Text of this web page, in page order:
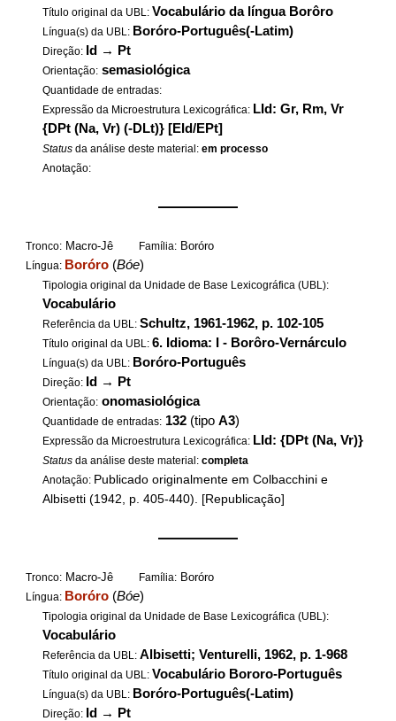
Título original da UBL: Vocabulário da língua Borôro
Língua(s) da UBL: Boróro-Português(-Latim)
Direção: Id → Pt
Orientação: semasiológica
Quantidade de entradas:
Expressão da Microestrutura Lexicográfica: LId: Gr, Rm, Vr
{DPt (Na, Vr) (-DLt)} [EId/EPt]
Status da análise deste material:em processo
Anotação:
——————
Tronco: Macro-Jê Família: Boróro
Língua: Boróro (Bóe)
Tipologia original da Unidade de Base Lexicográfica (UBL):
Vocabulário
Referência da UBL:Schultz, 1961-1962, p. 102-105
Título original da UBL:6. Idioma: I - Borôro-Vernárculo
Língua(s) da UBL: Boróro-Português
Direção: Id → Pt
Orientação: onomasiológica
Quantidade de entradas: 132 (tipoA3)
Expressão da Microestrutura Lexicográfica: LId: {DPt (Na, Vr)}
Status da análise deste material:completa
Anotação: Publicado originalmente em Colbacchini e
Albisetti (1942, p. 405-440). [Republicação]
——————
Tronco: Macro-Jê Família: Boróro
Língua: Boróro (Bóe)
Tipologia original da Unidade de Base Lexicográfica (UBL):
Vocabulário
Referência da UBL:Albisetti; Venturelli, 1962, p. 1-968
Título original da UBL: Vocabulário Bororo-Português
Língua(s) da UBL: Boróro-Português(-Latim)
Direção: Id → Pt